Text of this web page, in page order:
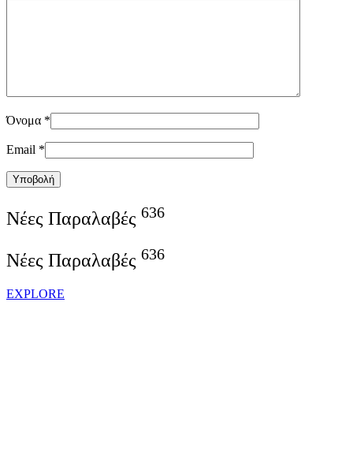
Όνομα *
Email *
Υποβολή
Νέες Παραλαβές 636
Νέες Παραλαβές 636
EXPLORE